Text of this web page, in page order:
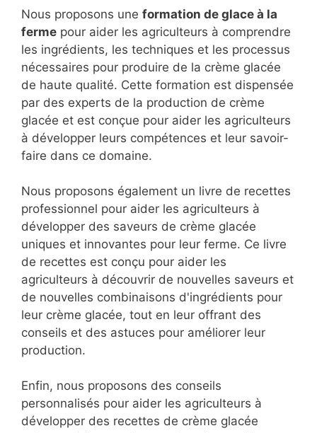
Nous proposons une formation de glace à la
ferme pour aider les agriculteurs à comprendre
les ingrédients, les techniques et les processus
nécessaires pour produire de la crème glacée
de haute qualité. Cette formation est dispensée
par des experts de la production de crème
glacée et est conçue pour aider les agriculteurs
à développer leurs compétences et leur savoir-
faire dans ce domaine.
Nous proposons également un livre de recettes
professionnel pour aider les agriculteurs à
développer des saveurs de crème glacée
uniques et innovantes pour leur ferme. Ce livre
de recettes est conçu pour aider les
agriculteurs à découvrir de nouvelles saveurs et
de nouvelles combinaisons d'ingrédients pour
leur crème glacée, tout en leur offrant des
conseils et des astuces pour améliorer leur
production.
Enfin, nous proposons des conseils
personnalisés pour aider les agriculteurs à
développer des recettes de crème glacée